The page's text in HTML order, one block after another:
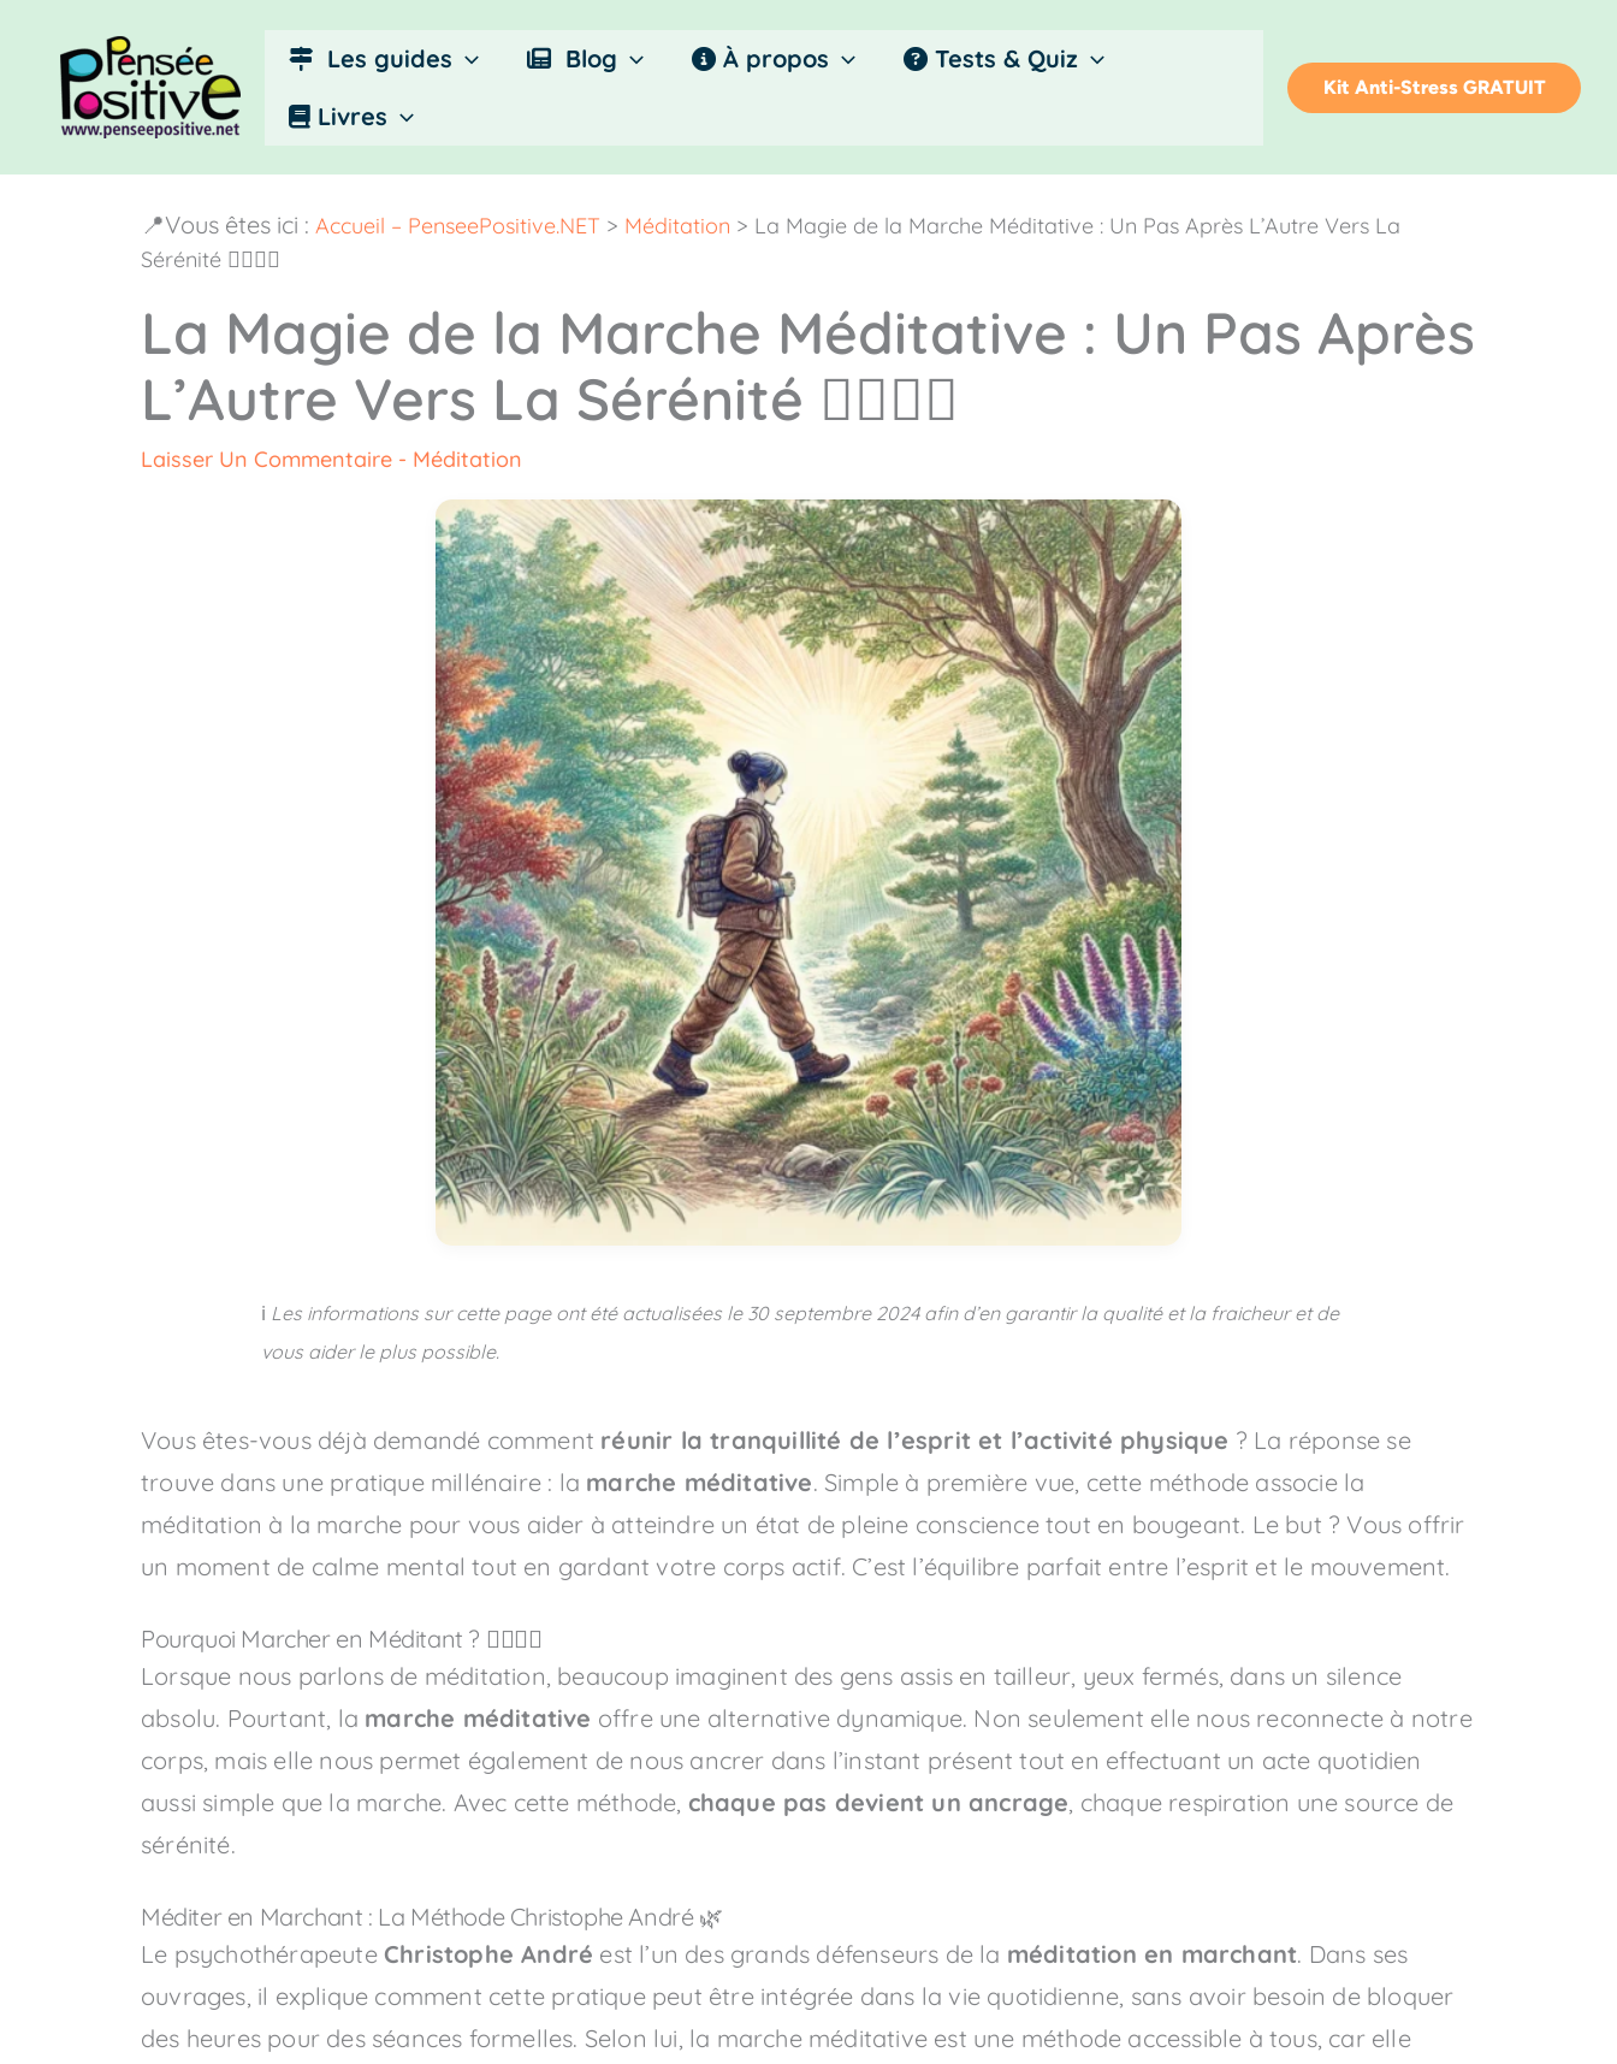
contenu
Les guides Blog À propos
Tests & Quiz
Livres
Kit Anti-Stress GRATUIT
📍Vous êtes ici : Accueil – PenseePositive.NET > Méditation > La Magie de la Marche Méditative : Un Pas Après L’Autre Vers La
Sérénité 🧘‍♂️🚶‍♀️
La Magie de la Marche Méditative : Un Pas Après
L’Autre Vers La Sérénité 🧘‍♂️🚶‍♀️
Laisser Un Commentaire - Méditation
ℹ️ Les informations sur cette page ont été actualisées le 30 septembre 2024afin d’en garantir la qualité et la fraicheur et de
vous aider le plus possible.
Vous êtes-vous déjà demandé comment réunir la tranquillité de l’esprit et l’activité physique ? La réponse se
trouve dans une pratique millénaire : la marche méditative. Simple à première vue, cette méthode associe la
méditation à la marche pour vous aider à atteindre un état de pleine conscience tout en bougeant. Le but ? Vous offrir
un moment de calme mental tout en gardant votre corps actif. C’est l’équilibre parfait entre l’esprit et le mouvement.
Pourquoi Marcher en Méditant ? 🚶‍♂️🧘‍♀️
Lorsque nous parlons de méditation, beaucoup imaginent des gens assis en tailleur, yeux fermés, dans un silence
absolu. Pourtant, la marche méditative offre une alternative dynamique. Non seulement elle nous reconnecte à notre
corps, mais elle nous permet également de nous ancrer dans l’instant présent tout en effectuant un acte quotidien
aussi simple que la marche. Avec cette méthode, chaque pas devient un ancrage, chaque respiration une source de
sérénité.
Méditer en Marchant : La Méthode Christophe André 🌿
Le psychothérapeute Christophe André est l’un des grands défenseurs de la méditation en marchant. Dans ses
ouvrages, il explique comment cette pratique peut être intégrée dans la vie quotidienne, sans avoir besoin de bloquer
des heures pour des séances formelles. Selon lui, la marche méditative est une méthode accessible à tous, car elle